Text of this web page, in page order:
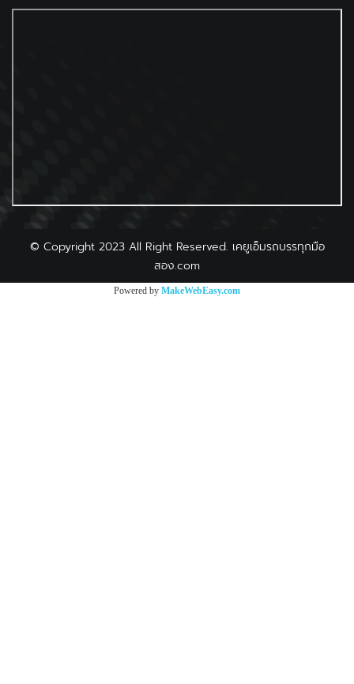
© Copyright 2023 All Right Reserved. เคยูเอ็มรถบรรทุกมือ
สอง.com
Powered by MakeWebEasy.com